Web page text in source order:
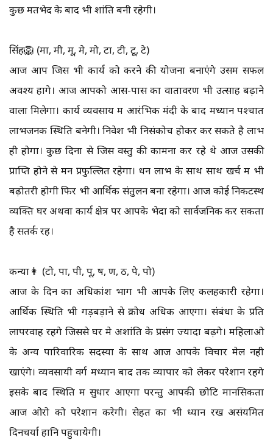
कुछ मतभेद के बाद भी शांति बनी रहेगी।
सिंह🦁 (मा, मी, मू, मे, मो, टा, टी, टू, टे)
आज आप जिस भी कार्य को करने की योजना बनाएंगे उसमें सफल
अवश्य होंगे। आज आपको आस-पास का वातावरण भी उत्साह बढ़ाने
वाला मिलेगा। कार्य व्यवसाय में आरंभिक मंदी के बाद मध्यान पश्चात
लाभजनक स्थिति बनेगी। निवेश भी निसंकोच होकर कर सकते है लाभ
ही होगा। कुछ दिनों से जिस वस्तु की कामना कर रहे थे आज उसकी
प्राप्ति होने से मन प्रफुल्लित रहेगा। धन लाभ के साथ साथ खर्च में भी
बढ़ोतरी होगी फिर भी आर्थिक संतुलन बना रहेगा। आज कोई निकटस्थ
व्यक्ति घर अथवा कार्य क्षेत्र पर आपके भेदों को सार्वजनिक कर सकता
है सतर्क रहें।
कन्या👩 (टो, पा, पी, पू, ष, ण, ठ, पे, पो)
आज के दिन का अधिकांश भाग भी आपके लिए कलहकारी रहेगा।
आर्थिक स्थिति भी गड़बड़ाने से क्रोध अधिक आएगा। संबंधों के प्रति
लापरवाह रहेंगे जिससे घर मे अशांति के प्रसंग ज्यादा बढ़ेंगे। महिलाओ
के अन्य पारिवारिक सदस्यों के साथ आज आपके विचार मेल नही
खाएंगे। व्यवसायी वर्ग मध्यान बाद तक व्यापार को लेकर परेशान रहेंगे
इसके बाद स्थिति में सुधार आएगा परन्तु आपकी छोटि मानसिकता
आज ओरो को परेशान करेगी। सेहत का भी ध्यान रखें असंयमित
दिनचर्या हानि पहुचायेगी।